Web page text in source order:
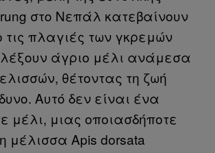
στο Νεπάλ κατεβαίνουν
τις πλαγιές των γκρεμών
άγριο μέλι ανάμεσα
θέτοντας τη ζωή
Αυτό δεν είναι ένα
μέλι, μιας οποιασδήποτε
μέλισσα Apis dorsata